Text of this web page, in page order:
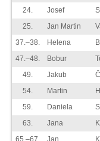
24.
Josef
25.
Jan Martin
37.–38.
Helena
47.–48.
Bobur
49.
Jakub
54.
Martin
59.
Daniela
63.
Jana
65.–67.
Jan